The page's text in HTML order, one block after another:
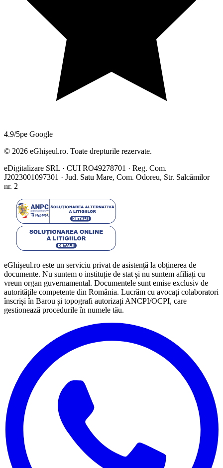
4.9/5pe Google
© 2026 eGhișeul.ro. Toate drepturile rezervate.
eDigitalizare SRL · CUI RO49278701 · Reg. Com.
J2023001097301 · Jud. Satu Mare, Com. Odoreu, Str. Salcâmilor
nr. 2
eGhișeul.ro este un serviciu privat de asistență la obținerea de
documente. Nu suntem o instituție de stat și nu suntem afiliați cu
vreun organ guvernamental. Documentele sunt emise exclusiv de
autoritățile competente din România. Lucrăm cu avocați colaboratori
înscriși în Barou și topografi autorizați ANCPI/OCPI, care
gestionează procedurile în numele tău.